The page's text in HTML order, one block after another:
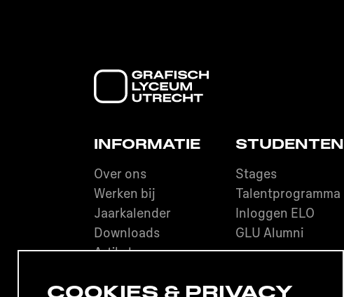
COOKIES & PRIVACY
INFORMATIE
Over ons
Werken bij
Jaarkalender
Downloads
Artikelen
STUDENTEN
Stages
Talentprogramma
Inloggen ELO
GLU Alumni